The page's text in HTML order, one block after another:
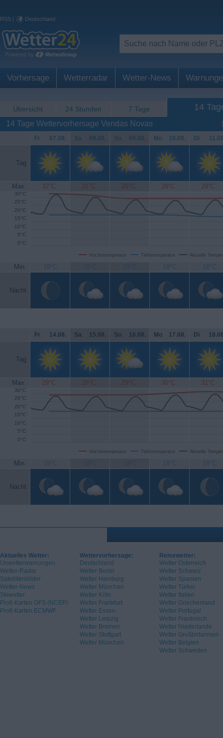
RSS | Deutschland
Vorhersage Wetterradar Wetter-News
Übersicht 24 Stunden 7 Tage 14
14 Tage Wettervorhersage Vendas Novas
Fr. 07.08. Sa. 08.08. So. 09.08. Mo. 10.08. Di.
Tag
Max. 32°C 31°C 29°C 29°C 29°C
Höchsttemperatur Tiefsttemperatur Aktuelle
0°C
5°C
10°C
15°C
20°C
25°C
30°C
Min. 19°C 19°C 19°C 19°C 18°C
Nacht
Fr. 14.08. Sa. 15.08. So. 16.08. Mo. 17.08. Di.
Tag
Max. 29°C 29°C 29°C 30°C 31°C
Höchsttemperatur Tiefsttemperatur Aktuelle
0°C
5°C
10°C
15°C
20°C
25°C
30°C
Min. 19°C 19°C 19°C 19°C 19°C
Nacht
Aktuelles Wetter:
Unwetterwarnungen
Wetter-Radar
Satellitenbilder
Wetter-News
Skiwetter
Profi-Karten GFS (NCEP)
Profi-Karten ECMWF
Wettervorhersage:
Deutschland
Wetter Berlin
Wetter Hamburg
Wetter München
Wetter Köln
Wetter Frankfurt
Wetter Essen
Wetter Leipzig
Wetter Bremen
Wetter Stuttgart
Wetter München
Reisewetter:
Wetter Österreich
Wetter Schweiz
Wetter Spanien
Wetter Türkei
Wetter Italien
Wetter Griechenland
Wetter Portugal
Wetter Frankreich
Wetter Niederlande
Wetter Großbritannien
Wetter Belgien
Wetter Schweden